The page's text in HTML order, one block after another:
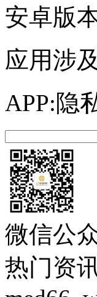
安卓版
应用涉
APP:隐
微信公
热门资